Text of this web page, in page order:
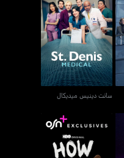
سانت دينيس ميديكال
سانت دينيس ميديكال